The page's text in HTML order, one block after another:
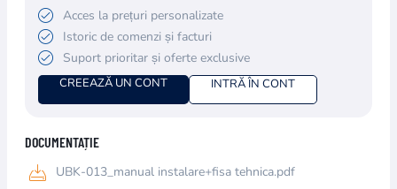
Acces la prețuri personalizate
Istoric de comenzi și facturi
Suport prioritar și oferte exclusive
CREEAZĂ UN CONT INTRĂ ÎN CONT
DOCUMENTAȚIE
UBK-013_manual instalare+fisa tehnica.pdf